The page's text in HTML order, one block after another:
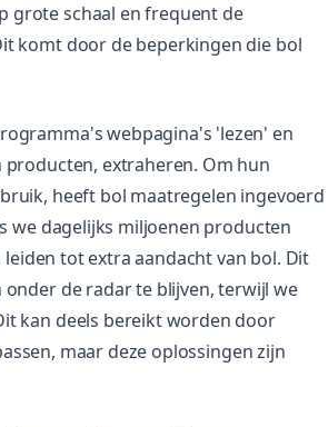
grote schaal en frequent de
komt door de beperkingen die bol
webpagina's 'lezen' en
extraheren. Om hun
heeft bol maatregelen ingevoerd
we dagelijks miljoenen producten
tot extra aandacht van bol. Dit
de radar te blijven, terwijl we
kan deels bereikt worden door
maar deze oplossingen zijn